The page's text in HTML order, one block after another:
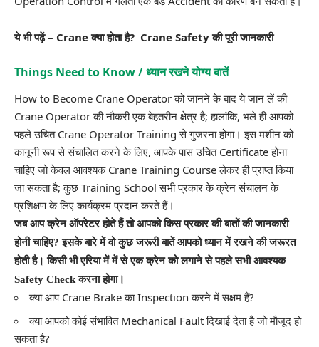
ये भी पढ़ें – Crane क्या होता है? Crane Safety की पूरी जानकारी
Things Need to Know / ध्यान रखने योग्य बातें
How to Become Crane Operator को जानने के बाद ये जान लें की
Crane Operator की नौकरी एक बेहतरीन क्षेत्र है; हालांकि, भले ही आपको
पहले उचित Crane Operator Training से गुजरना होगा। इस मशीन को
कानूनी रूप से संचालित करने के लिए, आपके पास उचित Certificate होना
चाहिए जो केवल आवश्यक Crane Training Courseलेकर ही प्राप्त किया
जा सकता है; कुछ Training School सभी प्रकार के क्रेन संचालन के
प्रशिक्षण के लिए कार्यक्रम प्रदान करते हैं।
जब आप क्रेन ऑपरेटर होते हैं तो आपको किस प्रकार की बातों की जानकारी
होनी चाहिए? इसके बारे में वो कुछ जरूरी बातें आपको ध्यान में रखने की जरूरत
होती है। किसी भी एरिया में में से एक क्रेन को लगाने से पहले सभी आवश्यक
Safety Check करना होगा।
क्या आप Crane Brake का Inspection करने में सक्षम हैं?
क्या आपको कोई संभावित Mechanical Faultदिखाई देता है जो मौजूद हो
सकता है?